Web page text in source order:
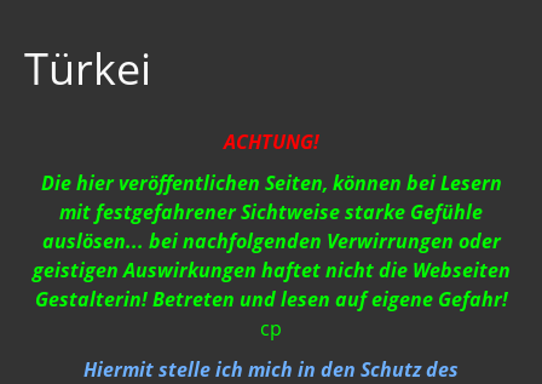
Genderismus
USA 2019
Wahrheit gegen MSM
Mark Passio
Türkei
ACHTUNG!
Die hier veröffentlichen Seiten, können bei Lesern
mit festgefahrener Sichtweise starke Gefühle
auslösen... bei nachfolgenden Verwirrungen oder
geistigen Auswirkungen haftet nicht die Webseiten
Gestalterin! Betreten und lesen auf eigene Gefahr!
cp
Hiermit stelle ich mich in den Schutz des